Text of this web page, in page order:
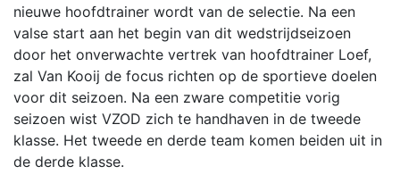
nieuwe hoofdtrainer wordt van de selectie. Na een
valse start aan het begin van dit wedstrijdseizoen
door het onverwachte vertrek van hoofdtrainer Loef,
zal Van Kooij de focus richten op de sportieve doelen
voor dit seizoen. Na een zware competitie vorig
seizoen wist VZOD zich te handhaven in de tweede
klasse. Het tweede en derde team komen beiden uit in
de derde klasse.